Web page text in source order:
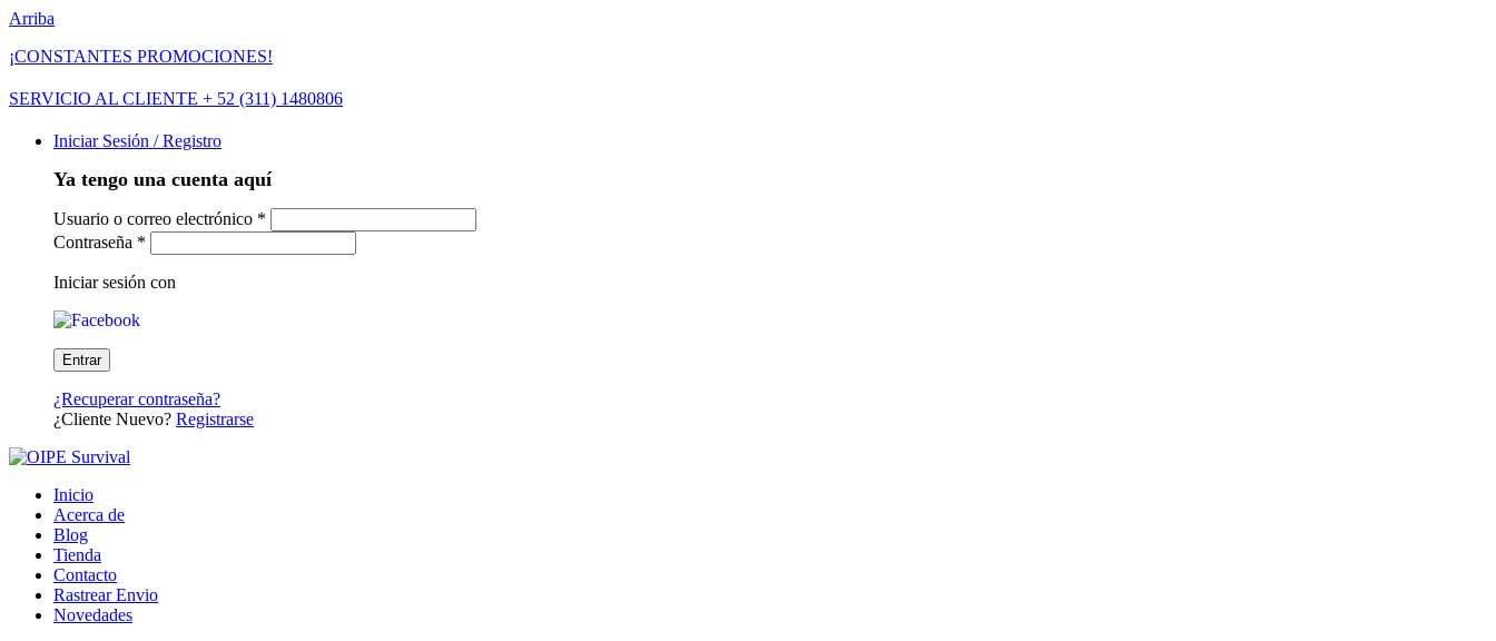
Arriba
¡CONSTANTES PROMOCIONES!
SERVICIO AL CLIENTE + 52 (311) 1480806
Iniciar Sesión / Registro
Ya tengo una cuenta aquí
Usuario o correo electrónico *
Contraseña *
Iniciar sesión con
¿Recuperar contraseña?
¿Cliente Nuevo? Registrarse
Inicio
Acerca de
Blog
Tienda
Contacto
Rastrear Envio
Novedades